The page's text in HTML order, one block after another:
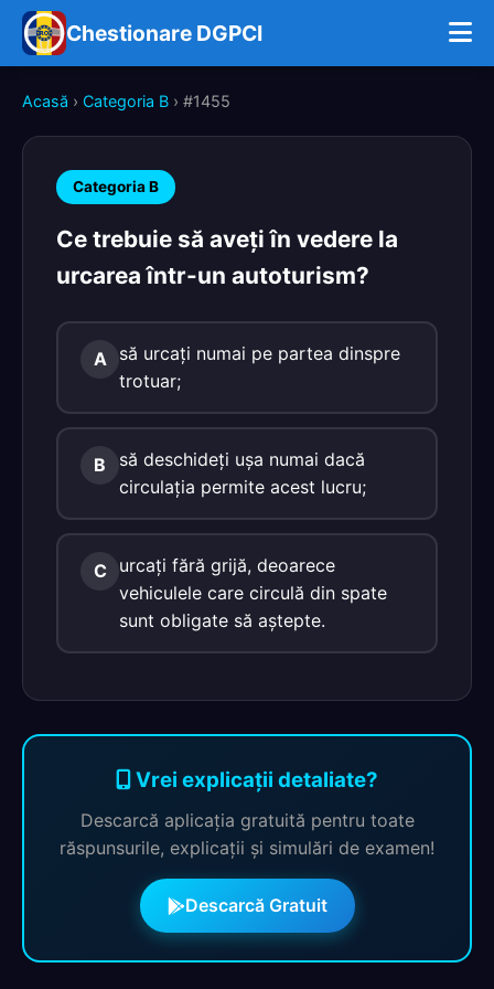
Chestionare DGPCI
Acasă › Categoria B › #1455
Categoria B
Ce trebuie să aveţi în vedere la
urcarea într-un autoturism?
A
să urcaţi numai pe partea dinspre
trotuar;
B
să deschideţi uşa numai dacă
circulaţia permite acest lucru;
C
urcaţi fără grijă, deoarece
vehiculele care circulă din spate
sunt obligate să aştepte.
Vrei explicații detaliate?
Descarcă aplicația gratuită pentru toate
răspunsurile, explicații și simulări de examen!
Descarcă Gratuit